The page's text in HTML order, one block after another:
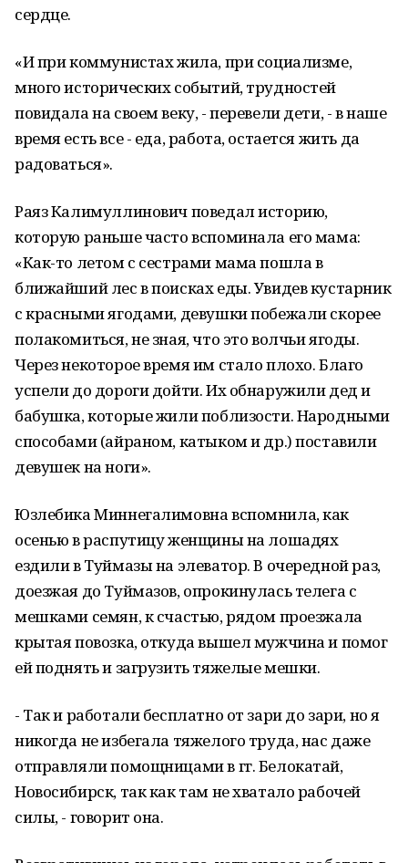
сердце.
«И при коммунистах жила, при социализме,
много исторических событий, трудностей
повидала на своем веку, - перевели дети, - в наше
время есть все - еда, работа, остается жить да
радоваться».
Раяз Калимуллинович поведал историю,
которую раньше часто вспоминала его мама:
«Как-то летом с сестрами мама пошла в
ближайший лес в поисках еды. Увидев кустарник
с красными ягодами, девушки побежали скорее
полакомиться, не зная, что это волчьи ягоды.
Через некоторое время им стало плохо. Благо
успели до дороги дойти. Их обнаружили дед и
бабушка, которые жили поблизости. Народными
способами (айраном, катыком и др.) поставили
девушек на ноги».
Юзлебика Миннегалимовна вспомнила, как
осенью в распутицу женщины на лошадях
ездили в Туймазы на элеватор. В очередной раз,
доезжая до Туймазов, опрокинулась телега с
мешками семян, к счастью, рядом проезжала
крытая повозка, откуда вышел мужчина и помог
ей поднять и загрузить тяжелые мешки.
- Так и работали бесплатно от зари до зари, но я
никогда не избегала тяжелого труда, нас даже
отправляли помощницами в гг. Белокатай,
Новосибирск, так как там не хватало рабочей
силы, - говорит она.